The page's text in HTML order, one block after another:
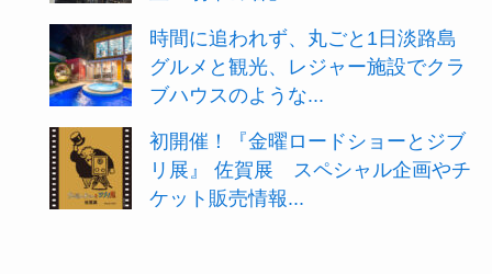
時間に追われず、丸ごと1日淡路島
グルメと観光、レジャー施設でクラ
ブハウスのような...
初開催！『金曜ロードショーとジブ
リ展』 佐賀展 スペシャル企画やチ
ケット販売情報...